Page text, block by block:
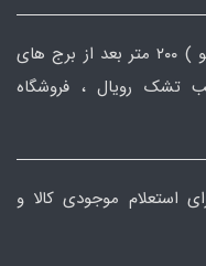
شعبه دوم : مازندران ، سلمانشهر (متل قو ) ۲۰۰ متر بعد از برج های
تشک رویال ، فروشگاه
استعلام موجودی کالا و